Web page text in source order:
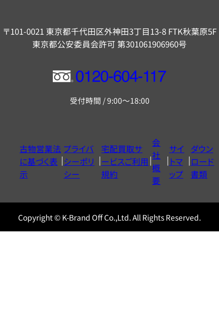
〒101-0021 東京都千代田区外神田3丁目13-8 FTK秋葉原5F
東京都公安委員会許可 第301061906960号
フ
ー
ヤ
ル
0120604117
受付時間 / 9:00～18:00
古物営業法
に基づく表
示
プライバ
シーポリ
シー
宅配買取サ
ービスご利用
規約
会
社
概
要
サイ
トマ
ップ
ダウン
ロード
書類
Copyright © K-Brand Off Co.,Ltd. All Rights Reserved.